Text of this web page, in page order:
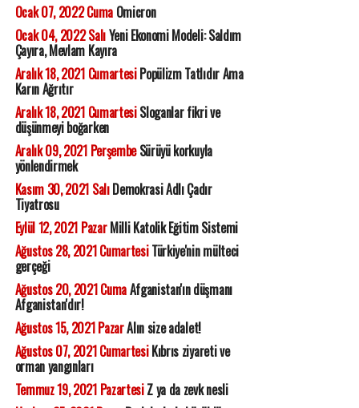
Ocak 07, 2022 CumaOmicron
Ocak 04, 2022 SalıYeni Ekonomi Modeli: Saldım
Çayıra, Mevlam Kayıra
Aralık 18, 2021 CumartesiPopülizm Tatlıdır Ama
Karın Ağrıtır
Aralık 18, 2021 CumartesiSloganlar fikri ve
düşünmeyi boğarken
Aralık 09, 2021 PerşembeSürüyü korkuyla
yönlendirmek
Kasım 30, 2021 SalıDemokrasi Adlı Çadır
Tiyatrosu
Eylül 12, 2021 PazarMilli Katolik Eğitim Sistemi
Ağustos 28, 2021 CumartesiTürkiye'nin mülteci
gerçeği
Ağustos 20, 2021 CumaAfganistan'ın düşmanı
Afganistan'dır!
Ağustos 15, 2021 PazarAlın size adalet!
Ağustos 07, 2021 CumartesiKıbrıs ziyareti ve
orman yangınları
Temmuz 19, 2021 PazartesiZ ya da zevk nesli